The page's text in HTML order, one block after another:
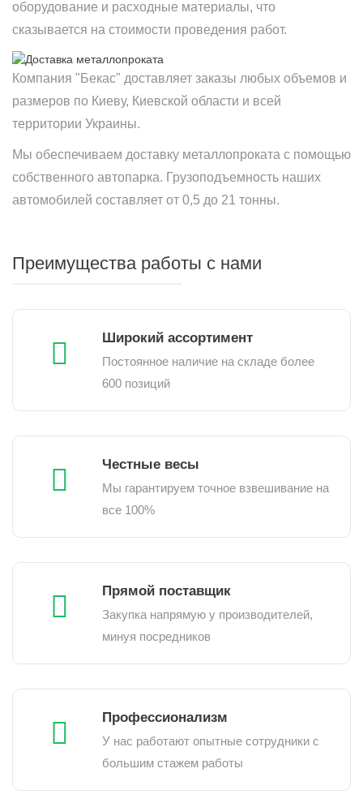
оборудование и расходные материалы, что
сказывается на стоимости проведения работ.
Компания "Бекас" доставляет заказы любых объемов и
размеров по Киеву, Киевской области и всей
территории Украины.
Мы обеспечиваем доставку металлопроката с помощью
собственного автопарка. Грузоподъемность наших
автомобилей составляет от 0,5 до 21 тонны.
Преимущества работы с нами
Широкий ассортимент
Постоянное наличие на складе более
600 позиций
Честные весы
Мы гарантируем точное взвешивание на
все 100%
Прямой поставщик
Закупка напрямую у производителей,
минуя посредников
Профессионализм
У нас работают опытные сотрудники с
большим стажем работы